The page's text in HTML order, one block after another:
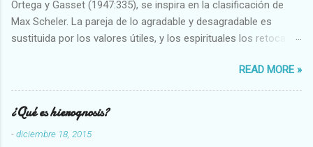
Ortega y Gasset (1947:335), se inspira en la clasificación de
Max Scheler. La pareja de lo agradable y desagradable es
sustituida por los valores útiles, y los espirituales los retoca.
Abundante-Escaso,etc 2 VITALES Sano-Enfermo Selecto-
Vulgar Enérgico-Inerte Fuerte-Débil,etc. 3 ESPIRITUALES a)
Intelectuales Conocimiento-Error Exacto-Aproximado
Evidente-Probable,etc b) Morales Bueno-malo Bondadoso-
malvado Justo-Injusto Escrupuloso-Relajado Leal-Desleal,etc.
READ MORE »
¿Qué es hierognosis?
-diciembre 18, 2015